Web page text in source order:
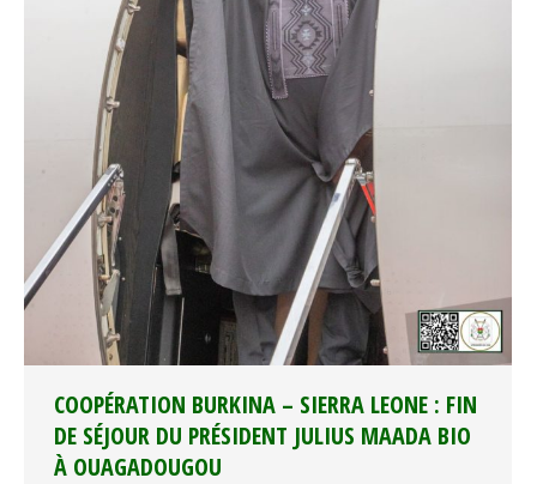
COOPÉRATION BURKINA – SIERRA LEONE : FIN
DE SÉJOUR DU PRÉSIDENT JULIUS MAADA BIO
À OUAGADOUGOU